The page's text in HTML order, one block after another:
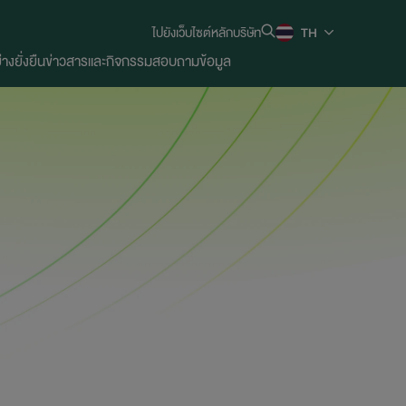
ไปยังเว็บไซต์หลักบริษัท TH
งยั่งยืนข่าวสารและกิจกรรมสอบถามข้อมูล